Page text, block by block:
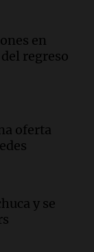
con
para
la gran
de
en
regreso
oferta
y se